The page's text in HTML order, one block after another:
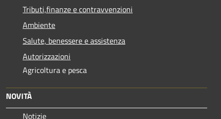
Tributi,finanze e contravvenzioni
Ambiente
Salute, benessere e assistenza
Autorizzazioni
Agricoltura e pesca
NOVITÀ
Notizie